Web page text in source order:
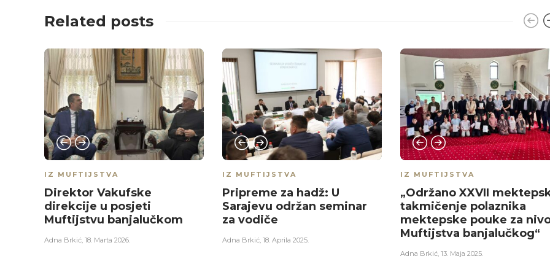
Related posts
IZ MUFTIJSTVA
Direktor Vakufske
direkcije u posjeti
Muftijstvu banjalučkom
Adna Brkić, 18. Marta 2026.
IZ MUFTIJSTVA
Pripreme za hadž: U
Sarajevu održan seminar
za vodiče
Adna Brkić, 18. Aprila 2025.
IZ MUFTIJSTVA
„Održano XXVII
takmičenje polaznika
mektepske pouke za
Muftijstva banjalučkog“
Adna Brkić, 13. Maja 2025.